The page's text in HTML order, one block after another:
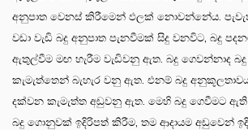
අනුපාත වෙනස් කිරීමෙන් ඵලක් නොවන්නේය.
වඩා වැඩි බදු අනුපාත පැනවීමක් සිදු වනවිට, බදු
ඇතුල්වීම මඟ හැරීම වැඩිවනු ඇත. බදු ගෙවන්නාද
කැමැත්තෙන් බැහැර වනු ඇත. එනම් බදු
දක්වන කැමැත්ත අඩුවනු ඇත. මෙහි බදු ගෙවීමට ඇති
බදු ගොනුවක් ඉදිරිපත් කිරීම, තම ආදායම අඩුවෙන්